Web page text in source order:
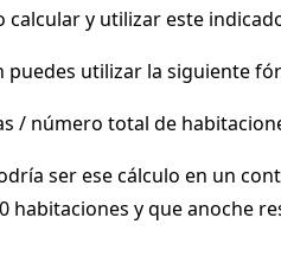
y utilizar este
puedes utilizar la siguiente
/ número total de
ser ese cálculo en un
y que anoche